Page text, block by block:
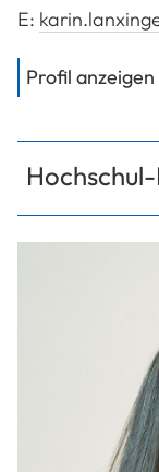
E:
Profil anzeigen